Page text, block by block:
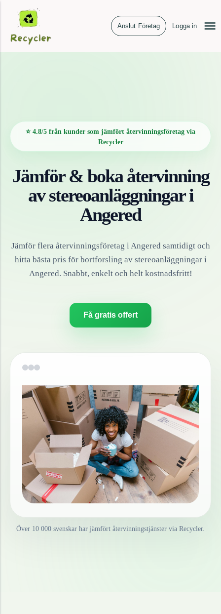
Anslut Företag Logga in
⭐ 4.8/5 från kunder som jämfört återvinningsföretag via
Recycler
Jämför & boka återvinning
avstereoanläggningari
Angered
Jämför flera återvinningsföretag iAngered samtidigt och
hitta bästa pris för bortforsling av stereoanläggningari
Angered. Snabbt, enkelt och helt kostnadsfritt!
Få gratis offert
Över 10 000 svenskar har jämfört återvinningstjänster via Recycler.